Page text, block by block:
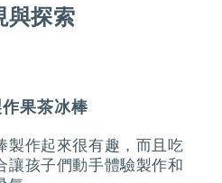
與探索
果茶冰棒
製作起來很有趣，而且吃
讓孩子們動手體驗製作和